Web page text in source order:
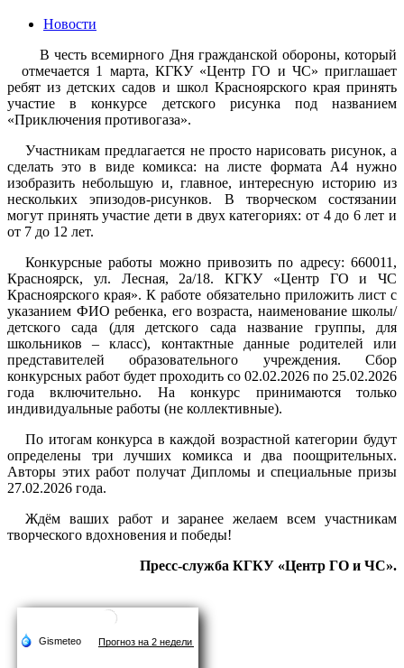
Новости
В честь всемирного Дня гражданской обороны, который
отмечается 1 марта, КГКУ «Центр ГО и ЧС» приглашает
ребят из детских садов и школ Красноярского края принять
участие в конкурсе детского рисунка под названием
«Приключения противогаза».
Участникам предлагается не просто нарисовать рисунок, а
сделать это в виде комикса: на листе формата А4 нужно
изобразить небольшую и, главное, интересную историю из
нескольких эпизодов-рисунков. В творческом состязании
могут принять участие дети в двух категориях: от 4 до 6 лет и
от 7 до 12 лет.
Конкурсные работы можно привозить по адресу: 660011,
Красноярск, ул. Лесная, 2а/18. КГКУ «Центр ГО и ЧС
Красноярского края». К работе обязательно приложить лист с
указанием ФИО ребенка, его возраста, наименование школы/
детского сада (для детского сада название группы, для
школьников – класс), контактные данные родителей или
представителей образовательного учреждения. Сбор
конкурсных работ будет проходить со 02.02.2026 по 25.02.2026
года включительно. На конкурс принимаются только
индивидуальные работы (не коллективные).
По итогам конкурса в каждой возрастной категории будут
определены три лучших комикса и два поощрительных.
Авторы этих работ получат Дипломы и специальные призы
27.02.2026 года.
Ждём ваших работ и заранее желаем всем участникам
творческого вдохновения и победы!
Пресс-служба КГКУ «Центр ГО и ЧС».